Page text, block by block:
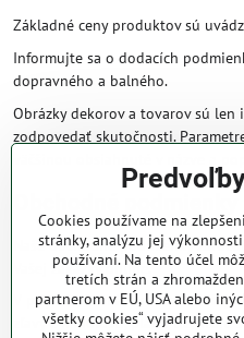
Základné ceny produktov sú
Informujte sa o dodacích
dopravného a balného.
Obrázky dekorov a tovarov sú len
zodpovedať skutočnosti.
Naše obchodné podmienky
Vašej zakázky online.
V prípade, že máte s nami už
zľavy z minulosti, platia tie, ktoré
Cookies používame na
stránky, analýzu jej
používaní. Na tento účel
tretích strán a
partnerom v EÚ, USA alebo
všetky cookies“ vyjadrujete